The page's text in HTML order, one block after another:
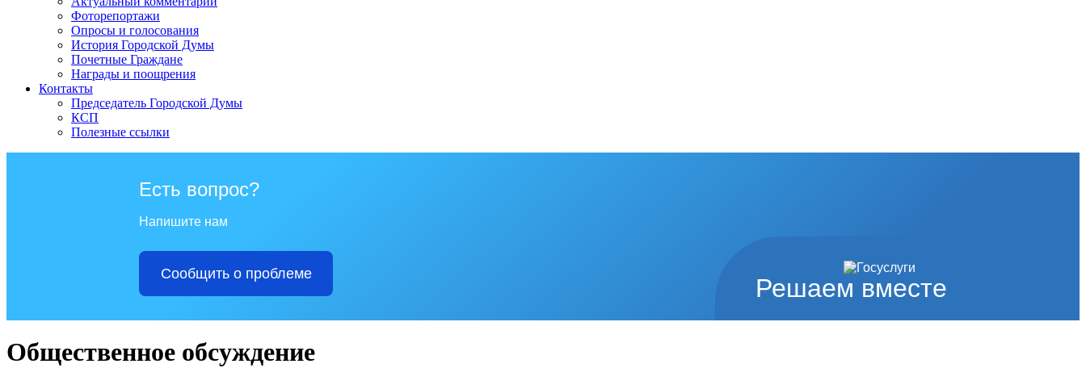
Фоторепортажи
Опросы и голосования
История Городской Думы
Почетные Граждане
Награды и поощрения
Контакты
Председатель Городской Думы
КСП
Полезные ссылки
Решаем вместе
Есть вопрос?
Напишите нам
Сообщить о проблеме
Общественное обсуждение